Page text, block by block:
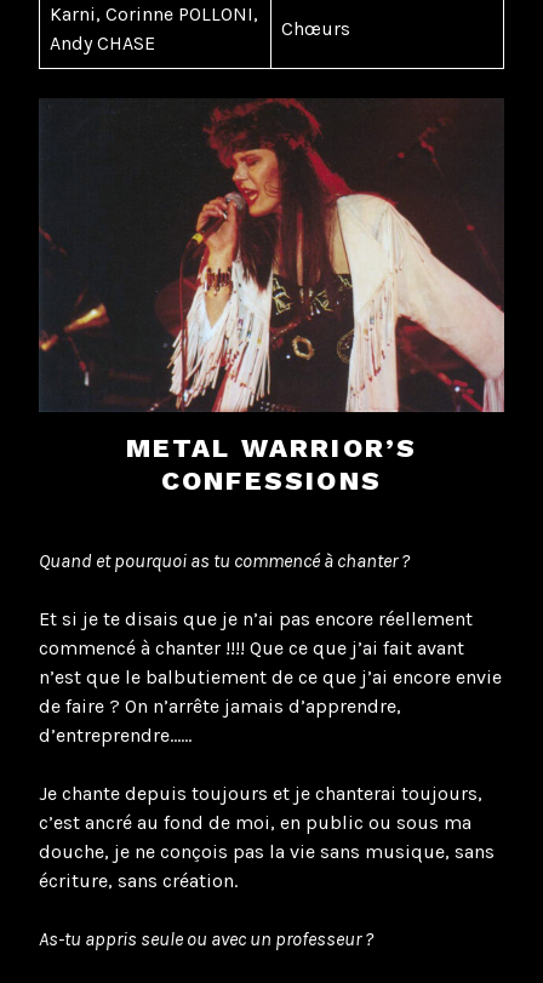
Karni, Corinne POLLONI,
Andy CHASE
Chœurs
METAL WARRIOR’S
CONFESSIONS
Quand et pourquoi as tu commencé à chanter ?
Et si je te disais que je n’ai pas encore réellement
commencé à chanter !!!! Que ce que j’ai fait avant
n’est que le balbutiement de ce que j’ai encore envie
de faire ? On n’arrête jamais d’apprendre,
d’entreprendre……
Je chante depuis toujours et je chanterai toujours,
c’est ancré au fond de moi, en public ou sous ma
douche, je ne conçois pas la vie sans musique, sans
écriture, sans création.
As-tu appris seule ou avec un professeur ?